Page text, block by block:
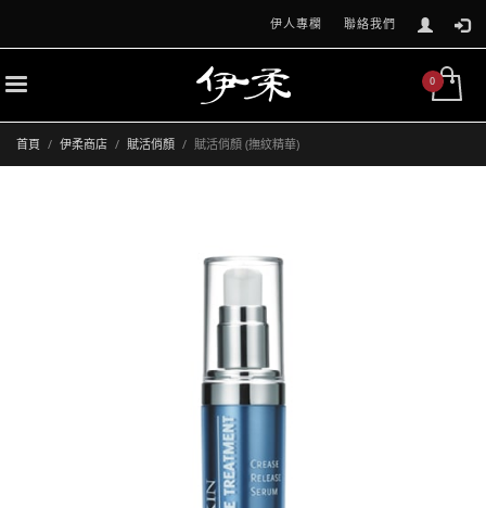
伊人專欄 聯絡我們
首頁 伊柔商店 賦活俏顏 賦活俏顏 (撫紋精華)